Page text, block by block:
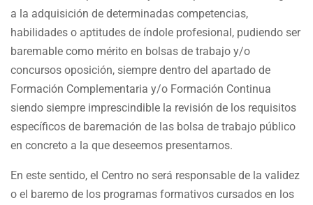
a la adquisición de determinadas competencias,
habilidades o aptitudes de índole profesional, pudiendo ser
baremable como mérito en bolsas de trabajo y/o
concursos oposición, siempre dentro del apartado de
Formación Complementaria y/o Formación Continua
siendo siempre imprescindible la revisión de los requisitos
específicos de baremación de las bolsa de trabajo público
en concreto a la que deseemos presentarnos.
En este sentido, el Centro no será responsable de la validez
o el baremo de los programas formativos cursados en los